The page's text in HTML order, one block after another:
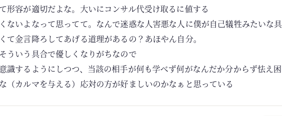
形容が適切だよな。大いにコンサル代受け取るに値する
ないよなって思ってて。なんで迷惑な人害悪な人に僕が自己犠牲みたいな具
て金言降ろしてあげる道理があるの？あほやん自分。
ういう具合で優しくなりがちなので
識するようにしつつ、当該の相手が何も学べず何がなんだか分からず怯え困
（カルマを与える）応対の方が好ましいのかなぁと思っている